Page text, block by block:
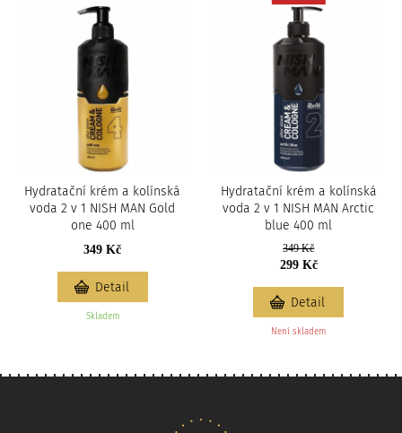
Hydratační krém a kolínská
voda 2 v 1 NISH MAN Gold
one 400 ml
349 Kč
Skladem
Detail
Hydratační krém a kolínská
voda 2 v 1 NISH MAN Arctic
blue 400 ml
349 Kč
299 Kč
Není skladem
Detail